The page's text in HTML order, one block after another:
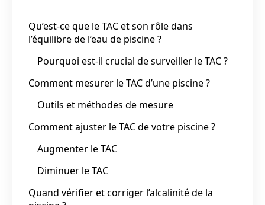
Qu’est-ce que le TAC et son rôle dans
l’équilibre de l’eau de piscine ?
Pourquoi est-il crucial de surveiller le TAC ?
Comment mesurer le TAC d’une piscine ?
Outils et méthodes de mesure
Comment ajuster le TAC de votre piscine ?
Augmenter le TAC
Diminuer le TAC
Quand vérifier et corriger l’alcalinité de la